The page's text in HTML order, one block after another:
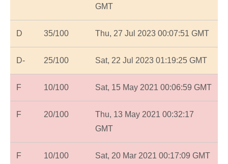
GMT
D 35/100 Thu, 27 Jul 2023 00:07:51 GMT
D- 25/100 Sat, 22 Jul 2023 01:19:25 GMT
F 10/100 Sat, 15 May 2021 00:06:59 GMT
F 20/100
Thu, 13 May 2021 00:32:17
GMT
F 10/100 Sat, 20 Mar 2021 00:17:09 GMT